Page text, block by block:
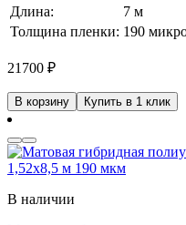
Длина:
7 м
Толщина пленки: 190
21700 ₽
В корзину Купить в 1 клик
В наличии